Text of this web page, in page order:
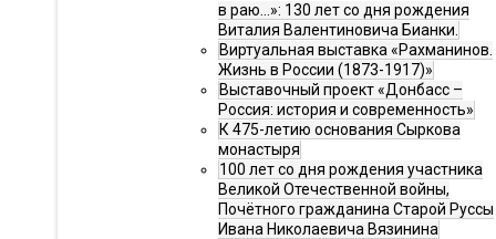
в раю…»: 130 лет со дня рождения
Виталия Валентиновича Бианки.
Виртуальная выставка «Рахманинов.
Жизнь в России (1873-1917)»
Выставочный проект «Донбасс –
Россия: история и современность»
К 475-летию основания Сыркова
монастыря
100 лет со дня рождения участника
Великой Отечественной войны,
Почётного гражданина Старой Руссы
Ивана Николаевича Вязинина